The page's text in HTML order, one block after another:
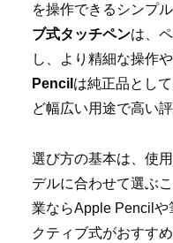
を操作できるシンプ
ブ式タッチペンは、
し、より精細な操作
Pencil は純正品とし
ど幅広い用途で高い
選び方の基本は、使
デルに合わせて選ぶ
業ならApple Pencilや
クティブ式がおすす